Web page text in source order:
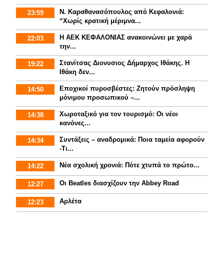
23:59
Ν. Καραθανασόπουλος από Κεφαλονιά:
“Χωρίς κρατική μέριμνα...
22:03
Η ΑΕΚ ΚΕΦΑΛΟΝΙΑΣ ανακοινώνει με χαρά
την...
19:22
Στανίτσας Διονυσιος Δήμαρχος Ιθάκης. Η
Ιθάκη δεν...
14:50
Εποχικοί πυροσβέστες: Ζητούν πρόσληψη
μόνιμου προσωπικού –...
14:38
Χωροταξικό για τον τουρισμό: Οι νέοι
κανόνες...
14:34
Συντάξεις – αναδρομικά: Ποια ταμεία αφορούν
-Τι...
14:22 Νέα σχολική χρονιά: Πότε χτυπά το πρώτο...
12:27 Οι Beatles διασχίζουν την Abbey Road
12:23 Αρλέτα